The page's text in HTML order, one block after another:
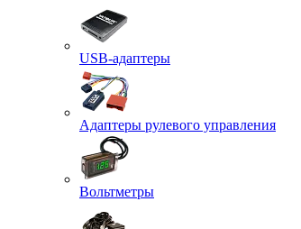
USB-адаптеры
Адаптеры рулевого управления
Вольтметры